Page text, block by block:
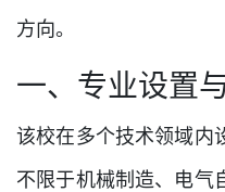
方向。
一、专业设置
该校在多个技术领域内
不限于机械制造、电气